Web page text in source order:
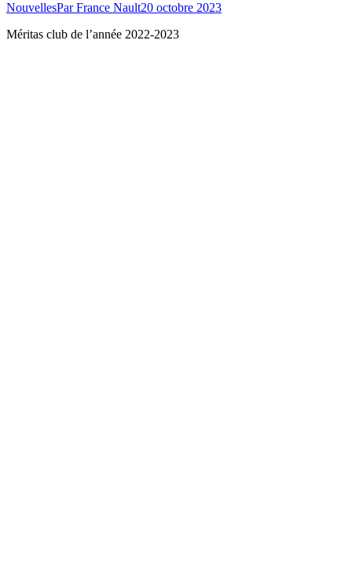
NouvellesParFrance Nault20 octobre 2023
Méritas club de l’année 2022-2023